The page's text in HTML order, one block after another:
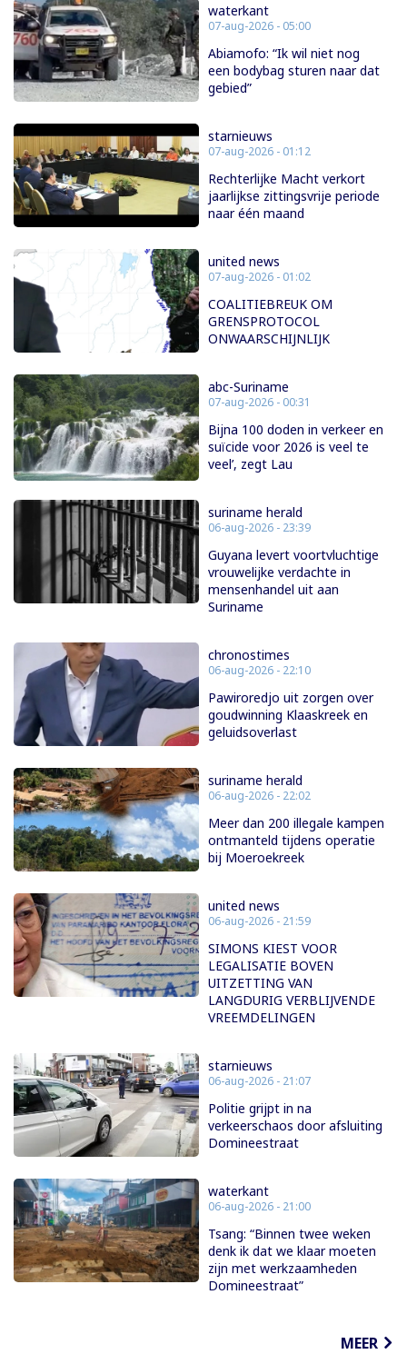
waterkant
07-aug-2026 - 05:00
Abiamofo: “Ik wil niet nog
een bodybag sturen naar dat
gebied”
starnieuws
07-aug-2026 - 01:12
Rechterlijke Macht verkort
jaarlijkse zittingsvrije periode
naar één maand
united news
07-aug-2026 - 01:02
COALITIEBREUK OM
GRENSPROTOCOL
ONWAARSCHIJNLIJK
abc-Suriname
07-aug-2026 - 00:31
Bijna 100 doden in verkeer en
suïcide voor 2026 is veel te
veel’, zegt Lau
suriname herald
06-aug-2026 - 23:39
Guyana levert voortvluchtige
vrouwelijke verdachte in
mensenhandel uit aan
Suriname
chronostimes
06-aug-2026 - 22:10
Pawiroredjo uit zorgen over
goudwinning Klaaskreek en
geluidsoverlast
suriname herald
06-aug-2026 - 22:02
Meer dan 200 illegale kampen
ontmanteld tijdens operatie
bij Moeroekreek
united news
06-aug-2026 - 21:59
SIMONS KIEST VOOR
LEGALISATIE BOVEN
UITZETTING VAN
LANGDURIG VERBLIJVENDE
VREEMDELINGEN
starnieuws
06-aug-2026 - 21:07
Politie grijpt in na
verkeerschaos door afsluiting
Domineestraat
waterkant
06-aug-2026 - 21:00
Tsang: “Binnen twee weken
denk ik dat we klaar moeten
zijn met werkzaamheden
Domineestraat”
MEER